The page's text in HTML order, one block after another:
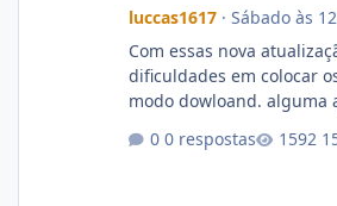
luccas1617· Sábado às
Com essas nova
dificuldades em colocar
modo dowloand. alguma
0 respostas